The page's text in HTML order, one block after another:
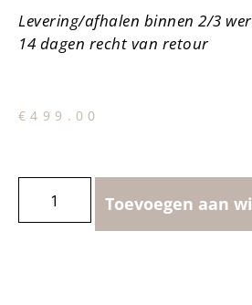
Levering/afhalen binnen 2/3
14 dagen recht van retour
€499.00
Toevoegen aan